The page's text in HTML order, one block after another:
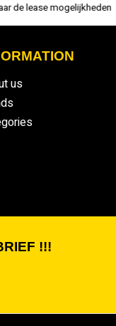
lease mogelijkheden
us
!!!